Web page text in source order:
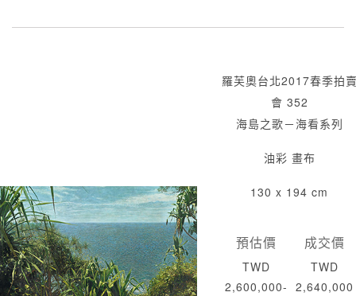
羅芙奧台北2017春季拍
會 352
海島之歌－海看系列
油彩 畫布
130 x 194 cm
預估價
TWD
2,600,000-
成交價
TWD
2,640,000